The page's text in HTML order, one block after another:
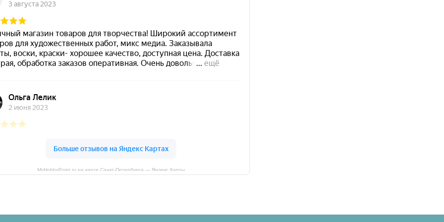
MyHobbyPoint.ru на карте Санкт‑Петербурга — Яндекс Карты